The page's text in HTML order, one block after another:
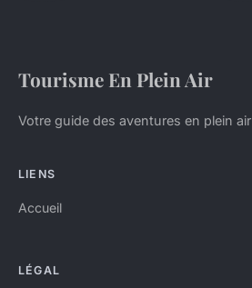
Tourisme En Plein Air
Votre guide des aventures en plein air
LIENS
Accueil
LÉGAL